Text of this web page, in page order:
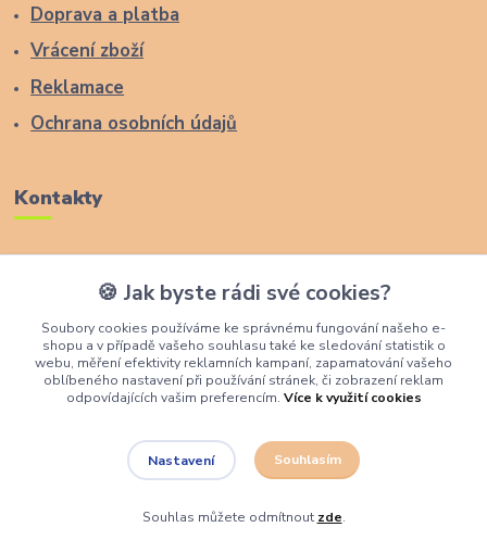
Doprava a platba
Vrácení zboží
Reklamace
Ochrana osobních údajů
Kontakty
+420 774 291 043
info@rostouci-zidle.cz
Vytvořeno na
Eshop-rychle.cz
🍪 Jak byste rádi své cookies?
Soubory cookies používáme ke správnému fungování našeho e-
shopu a v případě vašeho souhlasu také ke sledování statistik o
webu, měření efektivity reklamních kampaní, zapamatování vašeho
oblíbeného nastavení při používání stránek, či zobrazení reklam
odpovídajících vašim preferencím. Více k využití cookies
Nastavení Souhlasím
Souhlas můžete odmítnout zde.